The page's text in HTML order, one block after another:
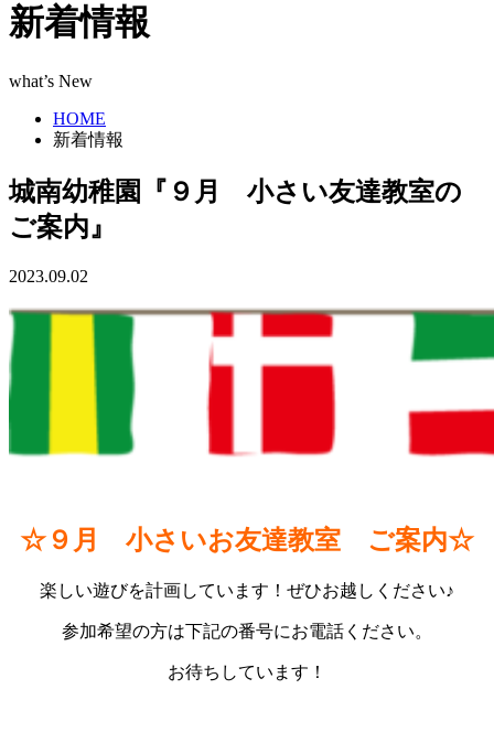
新着情報
what’s New
HOME
新着情報
城南幼稚園『９月 小さい友達教室の
ご案内』
2023.09.02
☆９月 小さいお友達教室 ご案内☆
楽しい遊びを計画しています！ぜひお越しください♪
参加希望の方は下記の番号にお電話ください。
お待ちしています！